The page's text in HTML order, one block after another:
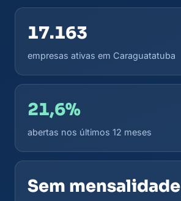
17.163
empresas ativas em Caraguatatuba
21,6%
abertas nos últimos 12 meses
Sem mensalidade